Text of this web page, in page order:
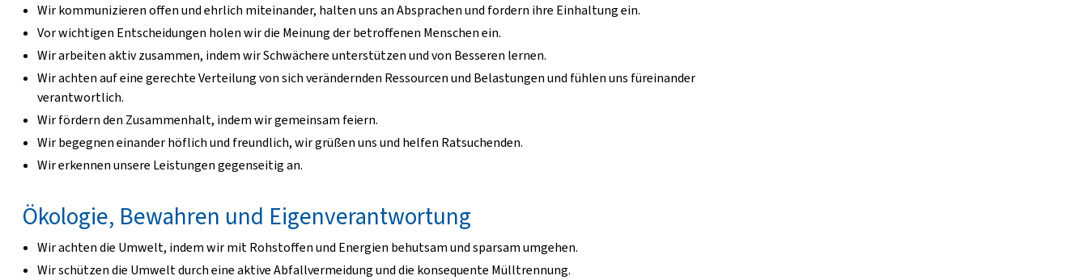
Wir kommunizieren offen und ehrlich miteinander, halten uns an Absprachen und fordern ihre Einhaltung ein.
Vor wichtigen Entscheidungen holen wir die Meinung der betroffenen Menschen ein.
Wir arbeiten aktiv zusammen, indem wir Schwächere unterstützen und von Besseren lernen.
Wir achten auf eine gerechte Verteilung von sich verändernden Ressourcen und Belastungen und fühlen uns füreinander
verantwortlich.
Wir fördern den Zusammenhalt, indem wir gemeinsam feiern.
Wir begegnen einander höflich und freundlich, wir grüßen uns und helfen Ratsuchenden.
Wir erkennen unsere Leistungen gegenseitig an.
Ökologie, Bewahren und Eigenverantwortung
Wir achten die Umwelt, indem wir mit Rohstoffen und Energien behutsam und sparsam umgehen.
Wir schützen die Umwelt durch eine aktive Abfallvermeidung und die konsequente Mülltrennung.